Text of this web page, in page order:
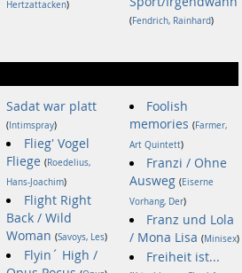
Hertzattacken)
(Fendrich, Rainhard)
Sadat war platt
( Intimspray)
Flieg' Vogel
Fliege (Roedelius,
Hans-Joachim)
Flight Right
Back / Wild
Woman (Savoys, Les)
Flyin´ High /
Foolish
memories (Farmer,
Art Quintett)
Franzi / Ohne
Ausweg (Eiserne
Vorhang, Der)
Franz und Lola
/ Mona Lisa (Minisex)
Freiheit ist...